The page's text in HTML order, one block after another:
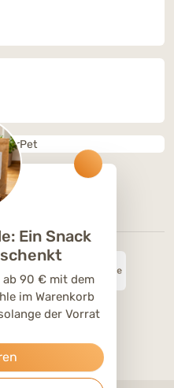
Ein Snack
ab 90 € mit dem
im Warenkorb
der Vorrat